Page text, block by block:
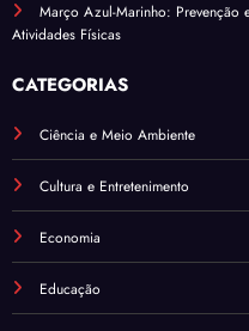
Março Azul-Marinho: Prevenção
Atividades Físicas
CATEGORIAS
Ciência e Meio Ambiente
Cultura e Entretenimento
Economia
Educação